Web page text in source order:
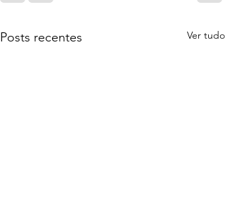
Posts recentes Ver tudo